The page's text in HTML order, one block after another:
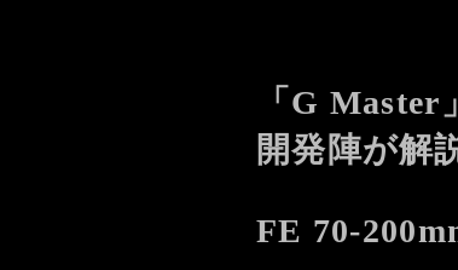
この挑戦は、次の表現のため
α1 II
「G
開発陣が解
FE 70-